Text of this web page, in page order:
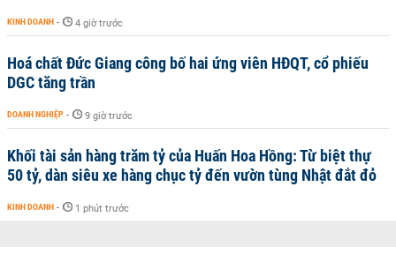
KINH DOANH - 4 giờ trước
Hoá chất Đức Giang công bố hai ứng viên HĐQT, cổ phiếu
DGC tăng trần
DOANH NGHIỆP - 9 giờ trước
Khối tài sản hàng trăm tỷ của Huấn Hoa Hồng: Từ biệt thự
50 tỷ, dàn siêu xe hàng chục tỷ đến vườn tùng Nhật đắt đỏ
KINH DOANH - 1 phút trước